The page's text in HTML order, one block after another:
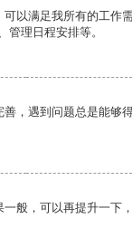
以满足我所有的工作
管理日程安排等。
，遇到问题总是能够
般，可以再提升一下